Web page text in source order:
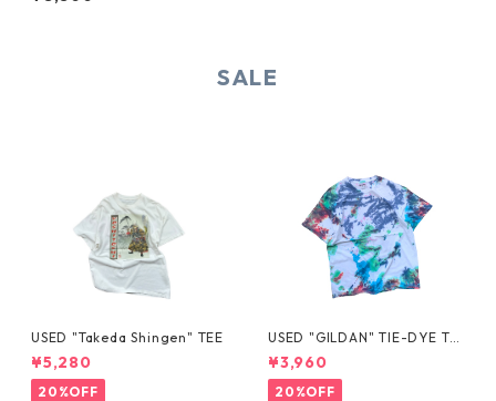
SALE
USED "Takeda Shingen" TEE
¥5,280
20%OFF
USED "GILDAN" TIE-DYE TE
E
¥3,960
20%OFF